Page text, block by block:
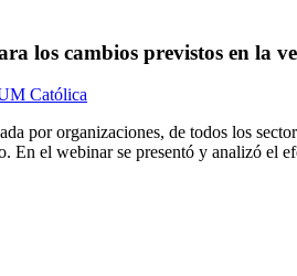
los cambios previstos en la
Católica
por organizaciones, de todos los
En el webinar se presentó y analizó el